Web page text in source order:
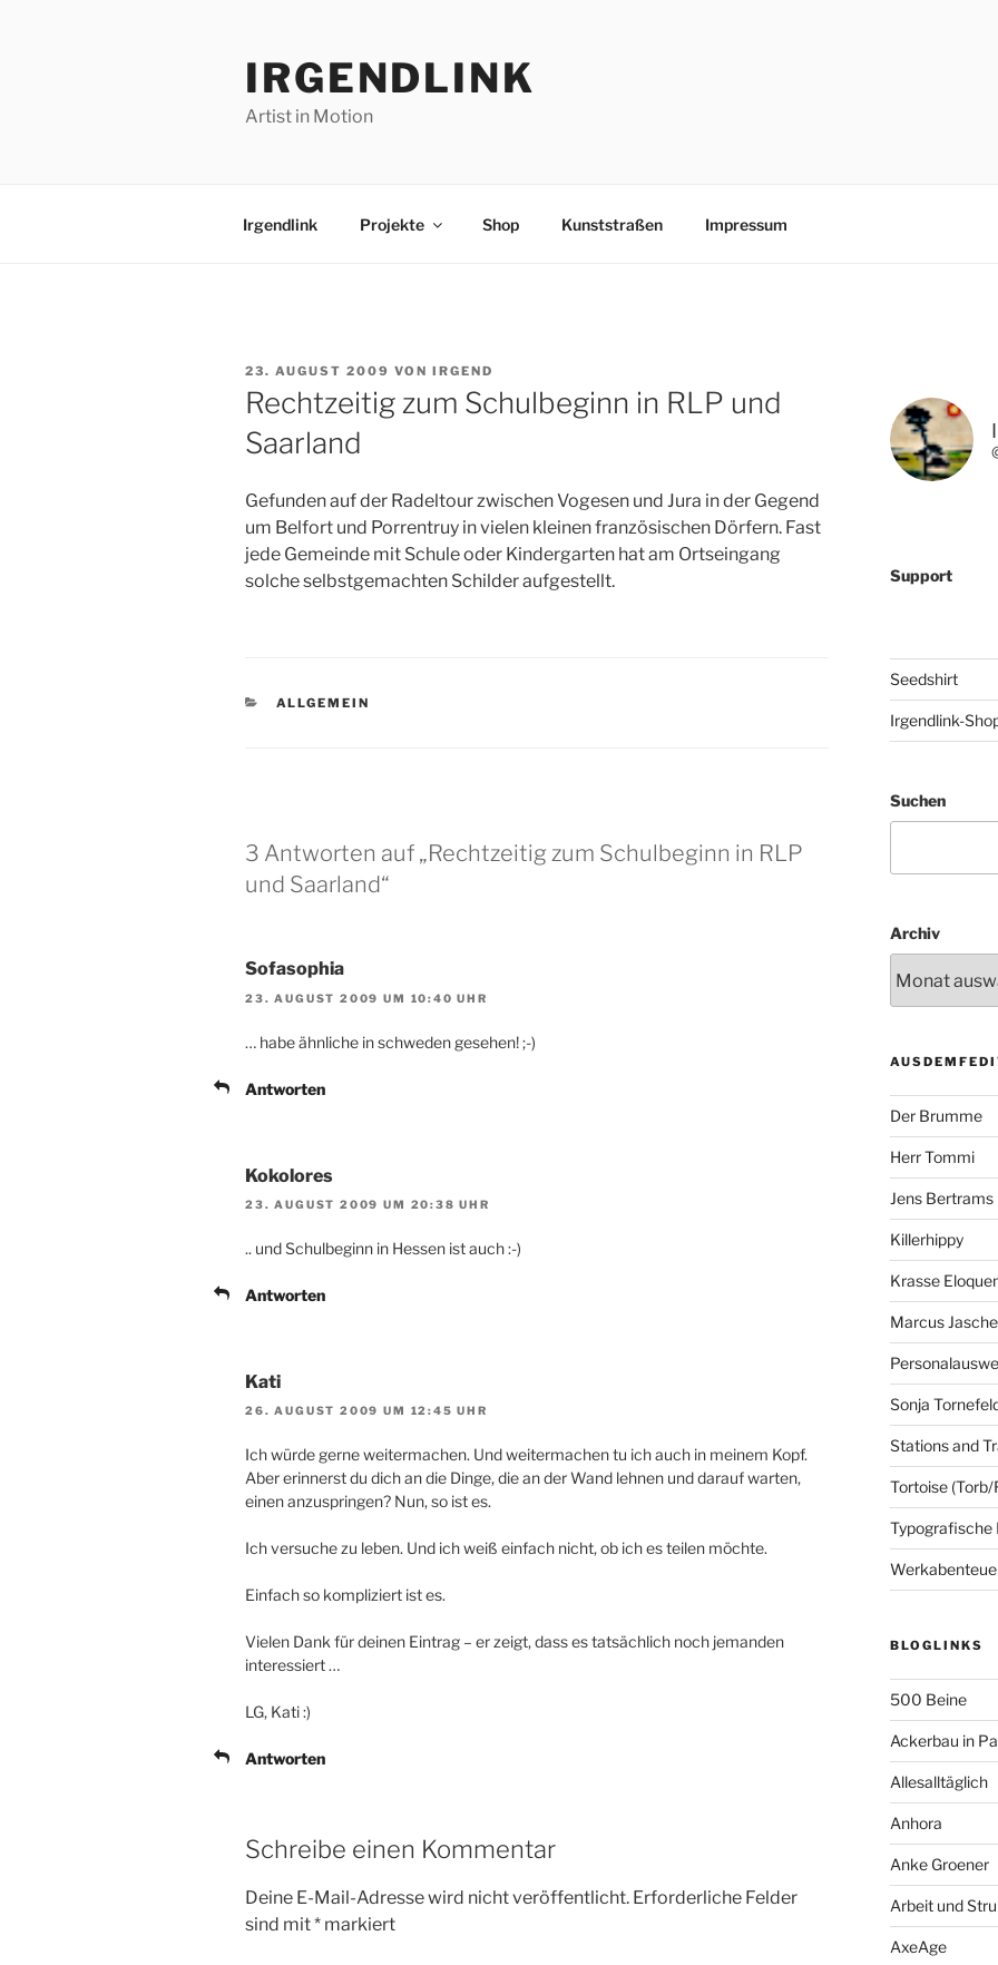
IRGENDLINK
Artist in Motion
Irgendlink Projekte Shop Kunststraßen Impressum
VERÖFFENTLICHT
AM
23. AUGUST 2009 VON IRGEND
Rechtzeitig zum Schulbeginn in RLP und
Saarland
Gefunden auf der Radeltour zwischen Vogesen und Jura in der Gegend
um Belfort und Porrentruy in vielen kleinen französischen Dörfern. Fast
jede Gemeinde mit Schule oder Kindergarten hat am Ortseingang
solche selbstgemachten Schilder aufgestellt.
KATEGORIEN
ALLGEMEIN
3 Antworten auf „Rechtzeitig zum Schulbeginn in RLP
und Saarland“
Sofasophia
23. AUGUST 2009 UM 10:40 UHR
… habe ähnliche in schweden gesehen! ;-)
Antworten
Kokolores
23. AUGUST 2009 UM 20:38 UHR
.. und Schulbeginn in Hessen ist auch :-)
Antworten
Kati
26. AUGUST 2009 UM 12:45 UHR
Ich würde gerne weitermachen. Und weitermachen tu ich auch in meinem Kopf.
Aber erinnerst du dich an die Dinge, die an der Wand lehnen und darauf warten,
einen anzuspringen? Nun, so ist es.
Ich versuche zu leben. Und ich weiß einfach nicht, ob ich es teilen möchte.
Einfach so kompliziert ist es.
Vielen Dank für deinen Eintrag – er zeigt, dass es tatsächlich noch jemanden
interessiert …
LG, Kati :)
Antworten
Schreibe einen Kommentar
Deine E-Mail-Adresse wird nicht veröffentlicht. Erforderliche Felder
sind mit* markiert
Support
Seedshirt
Irgendlink-
Suchen
Archiv
Der Brumme
Herr Tommi
Jens Bertrams
Killerhippy
Krasse
Marcus
Sonja
Stations and
Tortoise (Torb/
Typografische
BLOGLINKS
500 Beine
Ackerbau in
Allesalltäglich
Anhora
Anke Groener
Arbeit und
AxeAge